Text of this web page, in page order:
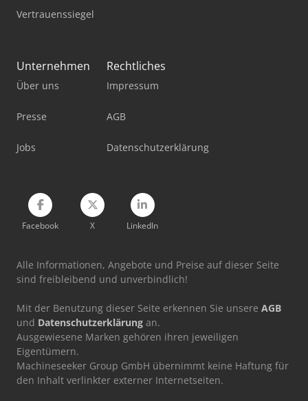
Felder Rl 140
Felder Rl 160
Felder Rl 200
Felder Rl 300
Vertrauenssiegel
Unternehmen
Über uns
Presse
Jobs
Rechtliches
Impressum
AGB
Datenschutzerklärung
Facebook X LinkedIn
Alle Informationen, Angebote und Preise auf dieser Seite
sind freibleibend und unverbindlich!
Mit der Benutzung dieser Seite erkennen Sie unsere AGB
und Datenschutzerklärung an.
Ausgewiesene Marken gehören ihren jeweiligen
Eigentümern.
Machineseeker Group GmbH übernimmt keine Haftung für
den Inhalt verlinkter externer Internetseiten.